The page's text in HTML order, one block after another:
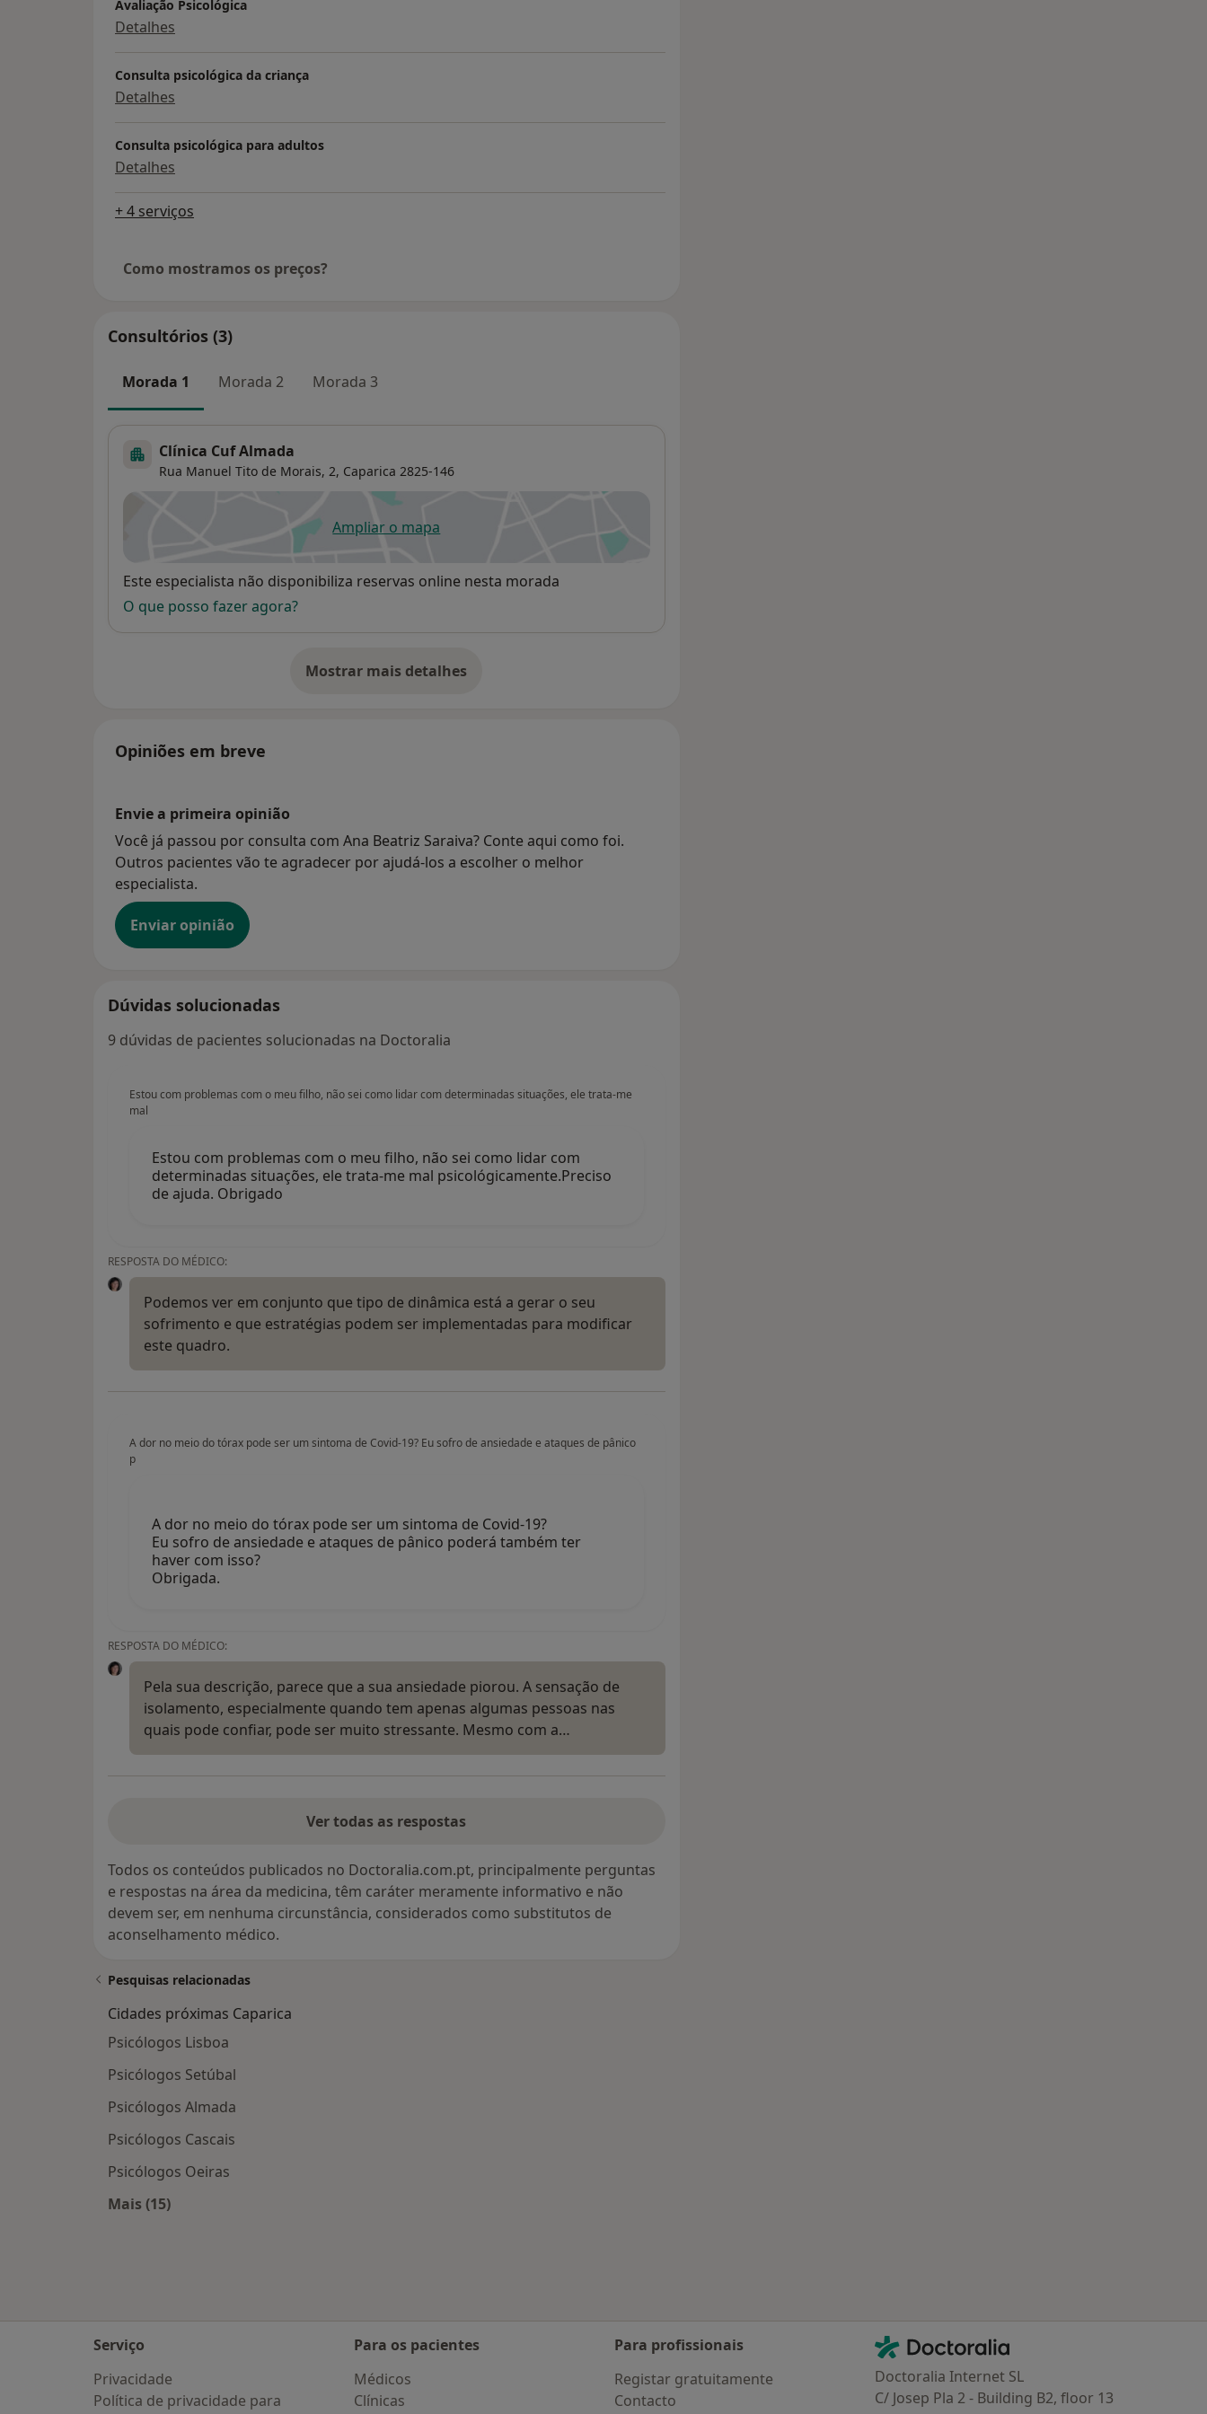
Avaliação Psicológica
Detalhes
Consulta psicológica da criança
Detalhes
Consulta psicológica para adultos
Detalhes
+ 4 serviços
Como mostramos os preços?
Consultórios (3)
Morada 1 Morada 2 Morada 3
Clínica Cuf Almada
Rua Manuel Tito de Morais, 2, Caparica 2825-146
Ampliar o mapaabre num novo separador
Disponibilidade
Este especialista não disponibiliza reservas online nesta morada
O que posso fazer agora?
Mostrar mais detalhes
sobre o endereço
Opiniões em breve
Envie a primeira opinião
Você já passou por consulta com Ana Beatriz Saraiva? Conte aqui como foi.
Outros pacientes vão te agradecer por ajudá-los a escolher o melhor
especialista.
Enviar opinião
Dúvidas solucionadas
9 dúvidas de pacientes solucionadas na Doctoralia
Estou com problemas com o meu filho, não sei como lidar com determinadas situações, ele trata-me
mal
Estou com problemas com o meu filho, não sei como lidar com
determinadas situações, ele trata-me mal psicológicamente.Preciso
de ajuda. Obrigado
RESPOSTA DO MÉDICO:
Podemos ver em conjunto que tipo de dinâmica está a gerar o seu
sofrimento e que estratégias podem ser implementadas para modificar
este quadro.
A dor no meio do tórax pode ser um sintoma de Covid-19? Eu sofro de ansiedade e ataques de pânico
p
A dor no meio do tórax pode ser um sintoma de Covid-19?
Eu sofro de ansiedade e ataques de pânico poderá também ter
haver com isso?
Obrigada.
RESPOSTA DO MÉDICO:
Pela sua descrição, parece que a sua ansiedade piorou. A sensação de
isolamento, especialmente quando tem apenas algumas pessoas nas
quais pode confiar, pode ser muito stressante. Mesmo com a…
Ver todas as respostas
Todos os conteúdos publicados no Doctoralia.com.pt, principalmente perguntas
e respostas na área da medicina, têm caráter meramente informativo e não
devem ser, em nenhuma circunstância, considerados como substitutos de
aconselhamento médico.
Pesquisas relacionadas
Cidades próximas Caparica
Psicólogos Lisboa
Psicólogos Setúbal
Psicólogos Almada
Psicólogos Cascais
Psicólogos Oeiras
Mais (15)
Serviço
Privacidade
Política de privacidade para
Para os pacientes
Médicos
Clínicas
Para profissionais
Registar gratuitamente
Contacto
Contacto
Doctoralia - Homepage
Doctoralia Internet SL
C/ Josep Pla 2 - Building B2, floor 13